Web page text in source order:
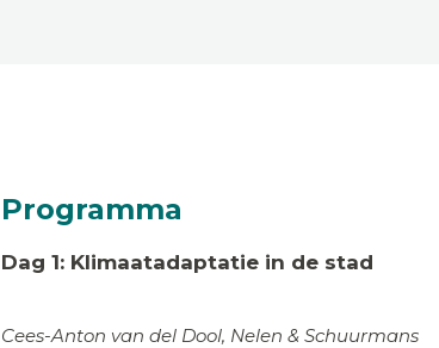
Programma
Dag 1: Klimaatadaptatie in de stad
Cees-Anton van del Dool, Nelen & Schuurmans